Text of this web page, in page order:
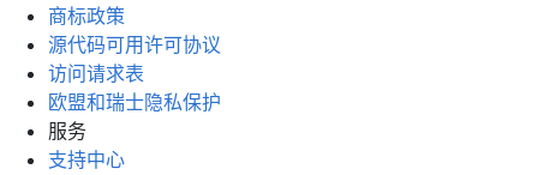
商标政策
源代码可用许可协议
访问请求表
欧盟和瑞士隐私保护
服务
支持中心